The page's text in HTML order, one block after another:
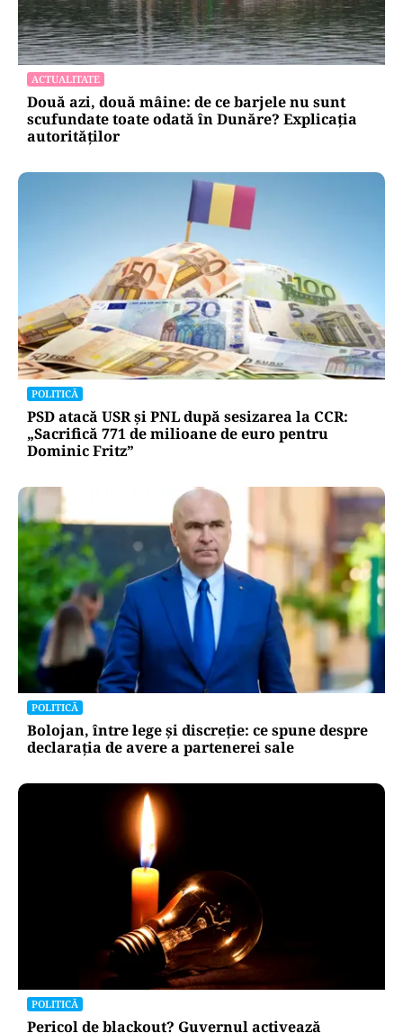
ACTUALITATE
Două azi, două mâine: de ce barjele nu sunt
scufundate toate odată în Dunăre? Explicația
autorităților
POLITICĂ
PSD atacă USR și PNL după sesizarea la CCR:
„Sacrifică 771 de milioane de euro pentru
Dominic Fritz”
POLITICĂ
Bolojan, între lege și discreție: ce spune despre
declarația de avere a partenerei sale
POLITICĂ
Pericol de blackout? Guvernul activează